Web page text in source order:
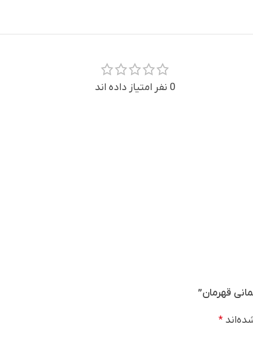
0 نفر امتیاز داده اند
قهرمان”
*